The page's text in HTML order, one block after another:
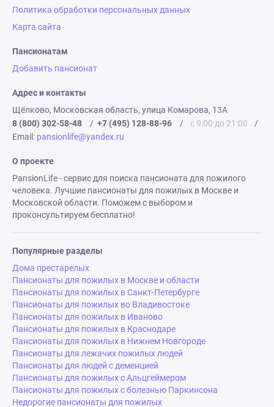
Политика обработки персональных данных
Карта сайта
Пансионатам
Добавить пансионат
Адрес и контакты
Щёлково, Московская область, улица Комарова, 13А
8 (800) 302-58-48
/ +7 (495) 128-88-96 / с 9:00 до 21:00
/
Email: pansionlife@yandex.ru
О проекте
PansionLife - сервис для поиска пансионата для пожилого
человека. Лучшие пансионаты для пожилых в Москве и
Московской области. Поможем с выбором и
проконсультируем бесплатно!
Популярные разделы
Дома престарелых
Пансионаты для пожилых в Москве и области
Пансионаты для пожилых в Санкт-Петербурге
Пансионаты для пожилых во Владивостоке
Пансионаты для пожилых в Иваново
Пансионаты для пожилых в Краснодаре
Пансионаты для пожилых в Нижнем Новгороде
Пансионаты для лежачих пожилых людей
Пансионаты для людей с деменцией
Пансионаты для пожилых с Альцгеймером
Пансионаты для пожилых с болезнью Паркинсона
Недорогие пансионаты для пожилых